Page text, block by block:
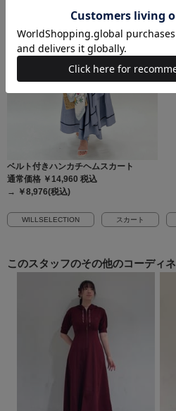
ベルト付きハンカチヘムスカート
通常価格 ￥14,960 税込
→ ￥8,976(税込)
WILLSELECTION スカート
このスタッフのその他のコーディ